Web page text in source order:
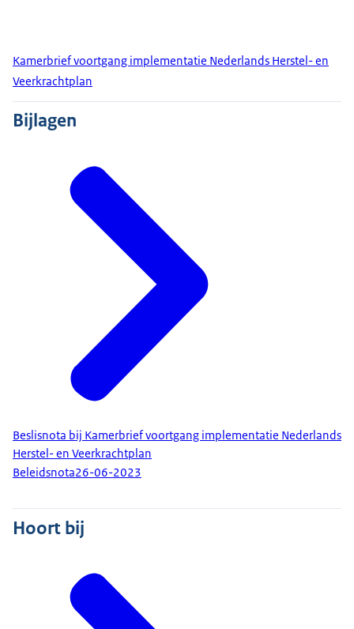
Kamerbrief voortgang implementatie Nederlands Herstel- en
Veerkrachtplan
Bijlagen
Beslisnota bij Kamerbrief voortgang implementatie Nederlands
Herstel- en Veerkrachtplan
Beleidsnota26-06-2023
Hoort bij